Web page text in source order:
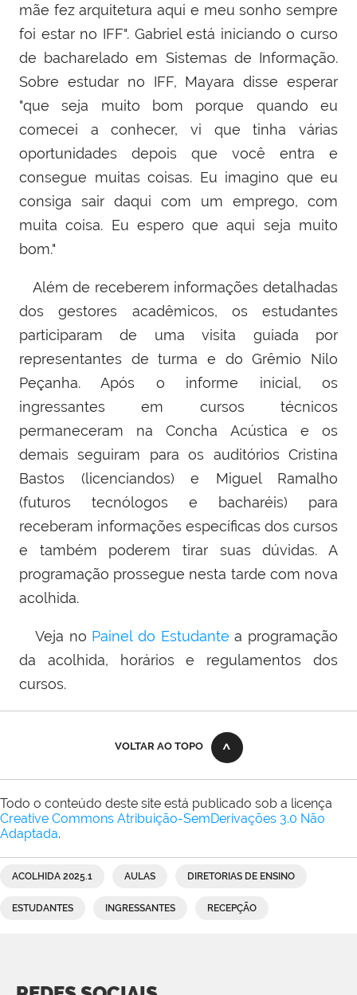
mãe fez arquitetura aqui e meu sonho sempre
foi estar no IFF". Gabriel está iniciando o curso
de bacharelado em Sistemas de Informação.
Sobre estudar no IFF, Mayara disse esperar
"que seja muito bom porque quando eu
comecei a conhecer, vi que tinha várias
oportunidades depois que você entra e
consegue muitas coisas. Eu imagino que eu
consiga sair daqui com um emprego, com
muita coisa. Eu espero que aqui seja muito
bom."
Além de receberem informações detalhadas
dos gestores acadêmicos, os estudantes
participaram de uma visita guiada por
representantes de turma e do Grêmio Nilo
Peçanha. Após o informe inicial, os
ingressantes em cursos técnicos
permaneceram na Concha Acústica e os
demais seguiram para os auditórios Cristina
Bastos (licenciandos) e Miguel Ramalho
(futuros tecnólogos e bacharéis) para
receberam informações específicas dos cursos
e também poderem tirar suas dúvidas. A
programação prossegue nesta tarde com nova
acolhida.
Veja no Painel do Estudante a programação
da acolhida, horários e regulamentos dos
cursos.
VOLTAR AO TOPO
Todo o conteúdo deste site está publicado sob a licença
Creative Commons Atribuição-SemDerivações 3.0 Não
Adaptada.
ACOLHIDA 2025.1 AULAS DIRETORIAS DE ENSINO
ESTUDANTES INGRESSANTES RECEPÇÃO